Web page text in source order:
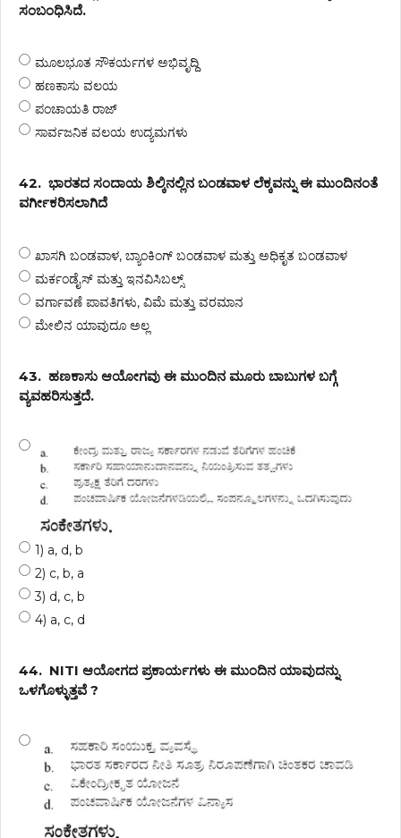
ಸಂಬಂಧಿಸಿದೆ.
ಮೂಲಭೂತ ಸೌಕರ್ಯಗಳ ಅಭಿವೃದ್ದಿ
ಹಣಕಾಸು ವಲಯ
ಪಂಚಾಯತಿ ರಾಜ್
ಸಾರ್ವಜನಿಕ ವಲಯ ಉದ್ಯಮಗಳು
42. ಭಾರತದ ಸಂದಾಯ ಶಿಲ್ಕಿನಲ್ಲಿನ ಬಂಡವಾಳ ಲೆಕ್ಕವನ್ನು ಈ ಮುಂದಿನಂತೆ
ವರ್ಗೀಕರಿಸಲಾಗಿದೆ
ಖಾಸಗಿ ಬಂಡವಾಳ, ಬ್ಯಾಂಕಿಂಗ್ ಬಂಡವಾಳ ಮತ್ತು ಅಧಿಕೃತ ಬಂಡವಾಳ
ಮರ್ಕಂಡೈಸ್ ಮತ್ತು ಇನವಿಸಿಬಲ್ಸ್
ವರ್ಗಾವಣೆ ಪಾವತಿಗಳು, ವಿಮೆ ಮತ್ತು ವರಮಾನ
ಮೇಲಿನ ಯಾವುದೂ ಅಲ್ಲ
43. ಹಣಕಾಸು ಆಯೋಗವು ಈ ಮುಂದಿನ ಮೂರು ಬಾಬುಗಳ ಬಗ್ಗೆ
ವ್ಯವಹರಿಸುತ್ತದೆ.
1) a, d, b
2) c, b, a
3) d, c, b
4) a, c, d
44. NITI ಆಯೋಗದ ಪ್ರಕಾರ್ಯಗಳು ಈ ಮುಂದಿನ ಯಾವುದನ್ನು
ಒಳಗೊಳ್ಳುತ್ತವೆ ?